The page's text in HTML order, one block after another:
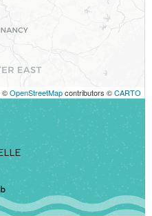
OpenStreetMapcontributors ©CARTO